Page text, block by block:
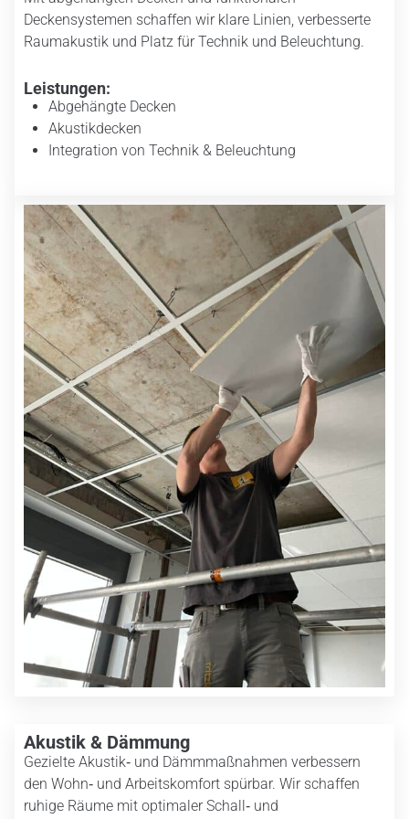
Deckensystemen schaffen wir klare Linien, verbesserte
Raumakustik und Platz für Technik und Beleuchtung.
Leistungen:
Abgehängte Decken
Akustikdecken
Integration von Technik & Beleuchtung
Akustik & Dämmung
Gezielte Akustik‑ und Dämmmaßnahmen verbessern
den Wohn‑ und Arbeitskomfort spürbar. Wir schaffen
ruhige Räume mit optimaler Schall‑ und